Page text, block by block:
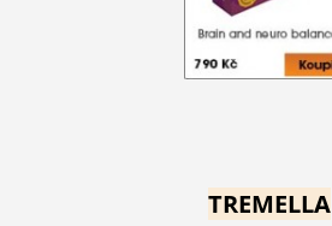
TREMELLA